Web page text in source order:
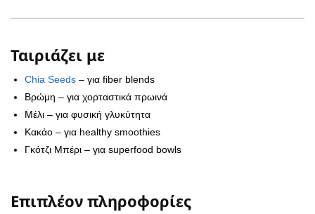
Ταιριάζει με
Chia Seeds – για fiber blends
Βρώμη – για χορταστικά πρωινά
Μέλι – για φυσική γλυκύτητα
Κακάο – για healthy smoothies
Γκότζι Μπέρι – για superfood bowls
Επιπλέον πληροφορίες